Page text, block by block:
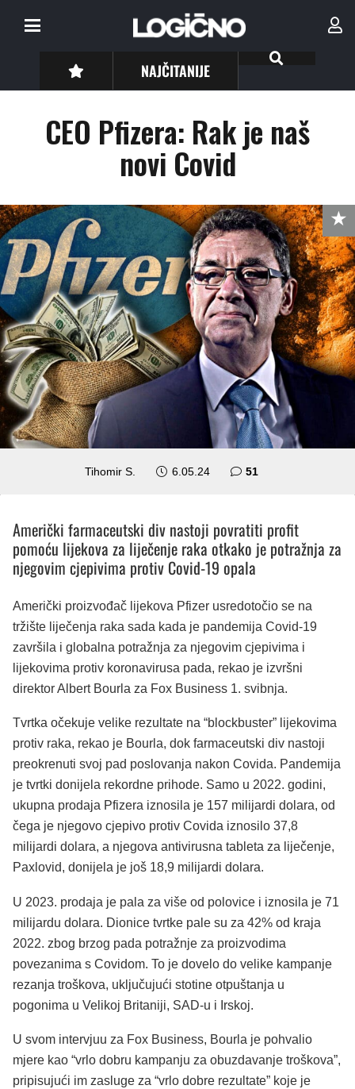
NAJČITANIJE
CEO Pfizera: Rak je naš
novi Covid
Tihomir S. 6.05.24 51
Američki farmaceutski div nastoji povratiti profit
pomoću lijekova za liječenje raka otkako je potražnja za
njegovim cjepivima protiv Covid-19 opala
Američki proizvođač lijekova Pfizer usredotočio se na
tržište liječenja raka sada kada je pandemija Covid-19
završila i globalna potražnja za njegovim cjepivima i
lijekovima protiv koronavirusa pada, rekao je izvršni
direktor Albert Bourla za Fox Business 1. svibnja.
Tvrtka očekuje velike rezultate na “blockbuster” lijekovima
protiv raka, rekao je Bourla, dok farmaceutski div nastoji
preokrenuti svoj pad poslovanja nakon Covida. Pandemija
je tvrtki donijela rekordne prihode. Samo u 2022. godini,
ukupna prodaja Pfizera iznosila je 157 milijardi dolara, od
čega je njegovo cjepivo protiv Covida iznosilo 37,8
milijardi dolara, a njegova antivirusna tableta za liječenje,
Paxlovid, donijela je još 18,9 milijardi dolara.
U 2023. prodaja je pala za više od polovice i iznosila je 71
milijardu dolara. Dionice tvrtke pale su za 42% od kraja
2022. zbog brzog pada potražnje za proizvodima
povezanima s Covidom. To je dovelo do velike kampanje
rezanja troškova, uključujući stotine otpuštanja u
pogonima u Velikoj Britaniji, SAD-u i Irskoj.
U svom intervjuu za Fox Business, Bourla je pohvalio
mjere kao “vrlo dobru kampanju za obuzdavanje troškova”,
pripisujući im zasluge za “vrlo dobre rezultate” koje je